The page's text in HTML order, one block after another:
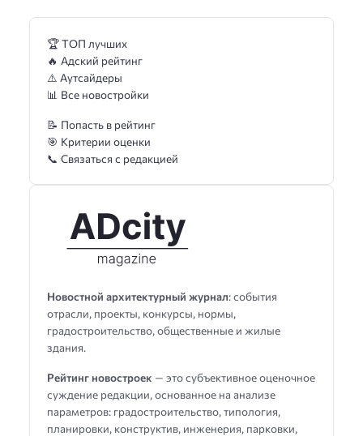
Новостной архитектурный журнал: события
отрасли, проекты, конкурсы, нормы,
градостроительство, общественные и жилые
здания.
Рейтинг новостроек — это субъективное оценочное
суждение редакции, основанное на анализе
параметров: градостроительство, типология,
планировки, конструктив, инженерия, парковки,
🏆 ТОП лучших
🔥 Адский рейтинг
⚠️ Аутсайдеры
📊 Все новостройки
📝 Попасть в рейтинг
🎯 Критерии оценки
📞 Связаться с редакцией